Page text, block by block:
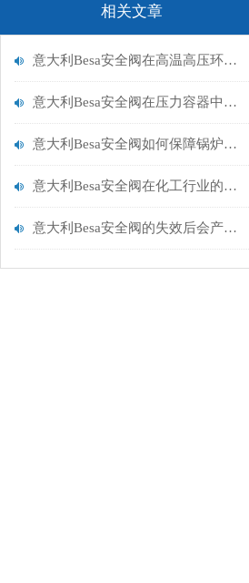
相关文章
意大利Besa安全阀在高温高压环境下的性能表现
意大利Besa安全阀在压力容器中的 “保命” 作用
意大利Besa安全阀如何保障锅炉系统的安全运行？
意大利Besa安全阀在化工行业的关键应用与解决方案
意大利Besa安全阀的失效后会产生什么后果？